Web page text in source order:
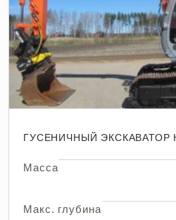
ГУСЕНИЧНЫЙ ЭКСКАВАТОР
Масса
Макс. глубина